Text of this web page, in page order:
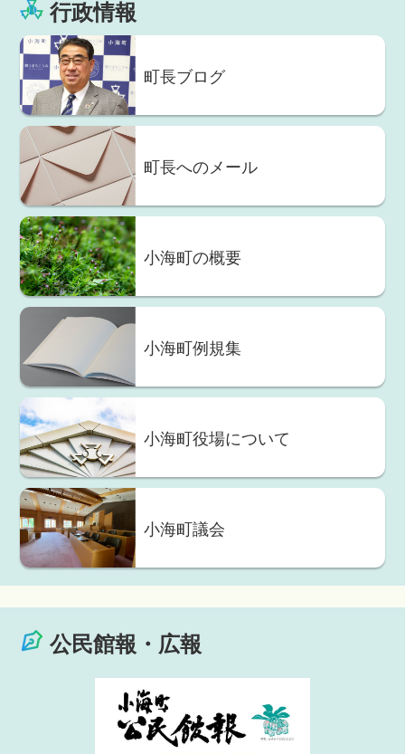
行政情報
町長ブログ
町長へのメール
小海町の概要
小海町例規集
小海町役場について
小海町議会
公民館報・広報